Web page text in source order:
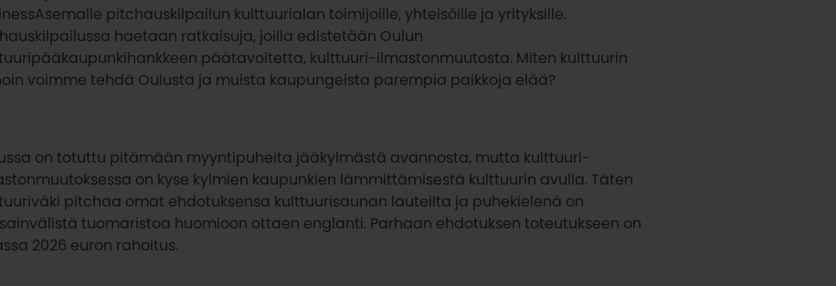
pitchauskilpailun kulttuurialan toimijoille, yhteisöille ja yrityksille.
haetaan ratkaisuja, joilla edistetään Oulun
päätavoitetta, kulttuuri-ilmastonmuutosta. Miten kulttuurin
voimme tehdä Oulusta ja muista kaupungeista parempia paikkoja elää?
on totuttu pitämään myyntipuheita jääkylmästä avannosta, mutta kulttuuri-
on kyse kylmien kaupunkien lämmittämisestä kulttuurin avulla. Täten
pitchaa omat ehdotuksensa kulttuurisaunan lauteilta ja puhekielenä on
tuomaristoa huomioon ottaen englanti. Parhaan ehdotuksen toteutukseen on
2026 euron rahoitus.